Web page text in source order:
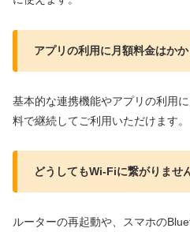
アプリの利用に月額料金はかか
基本的な連携機能やアプリの利用
料で継続してご利用いただけます。
どうしてもWi-Fiに繋がりませ
ルーターの再起動や、スマホの